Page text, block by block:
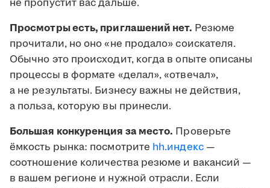
не пропустит вас дальше.
Просмотры есть, приглашений нет. Резюме
прочитали, но оно «не продало» соискателя.
Обычно это происходит, когда в опыте описаны
процессы в формате «делал», «отвечал»,
а не результаты. Бизнесу важны не действия,
а польза, которую вы принесли.
Большая конкуренция за место. Проверьте
ёмкость рынка: посмотрите hh.индекс—
соотношение количества резюме и вакансий —
в вашем регионе и нужной отрасли. Если